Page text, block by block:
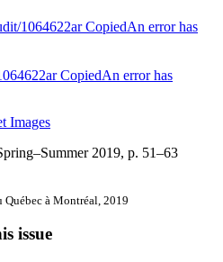
1064622arCopiedAn error has
CopiedAn error has
Images
2019, p. 51–63
à Montréal, 2019
issue